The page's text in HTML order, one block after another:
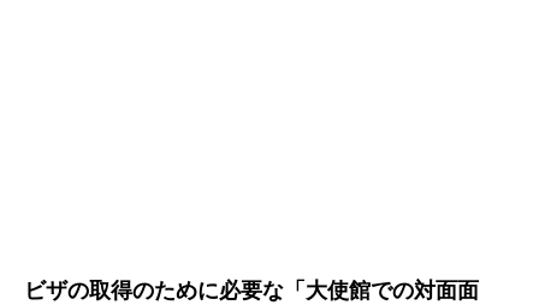
ビザの取得のために必要な「大使館での対面面